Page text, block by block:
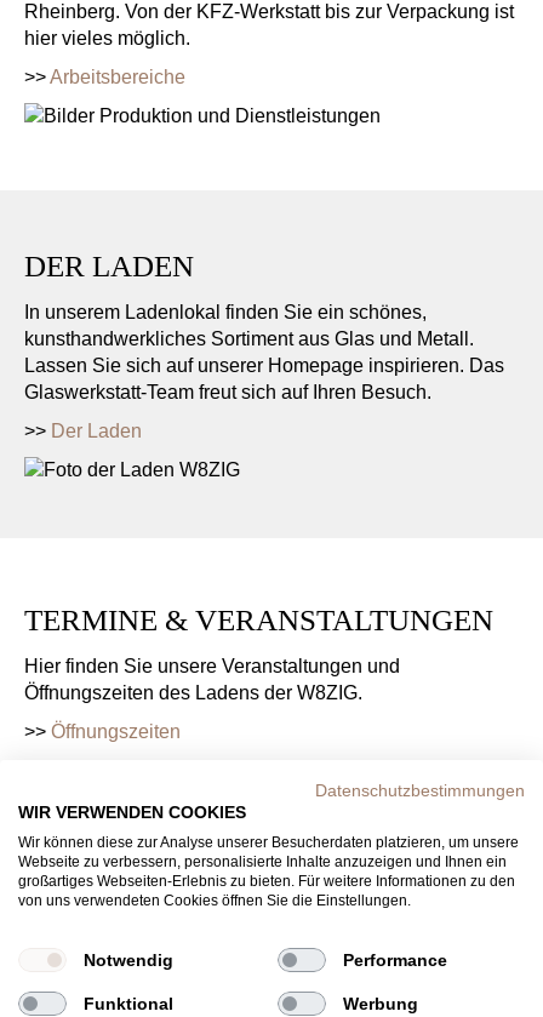
Rheinberg. Von der KFZ-Werkstatt bis zur Verpackung ist
hier vieles möglich.
>>Arbeitsbereiche
DER LADEN
In unserem Ladenlokal finden Sie ein schönes,
kunsthandwerkliches Sortiment aus Glas und Metall.
Lassen Sie sich auf unserer Homepage inspirieren. Das
Glaswerkstatt-Team freut sich auf Ihren Besuch.
>> Der Laden
TERMINE & VERANSTALTUNGEN
Hier finden Sie unsere Veranstaltungen und
Öffnungszeiten des Ladens der W8ZIG.
>> Öffnungszeiten
Datenschutzbestimmungen
WIR VERWENDEN COOKIES
Wir können diese zur Analyse unserer Besucherdaten platzieren, um unsere
Webseite zu verbessern, personalisierte Inhalte anzuzeigen und Ihnen ein
großartiges Webseiten-Erlebnis zu bieten. Für weitere Informationen zu den
von uns verwendeten Cookies öffnen Sie die Einstellungen.
Notwendig Performance
Funktional Werbung